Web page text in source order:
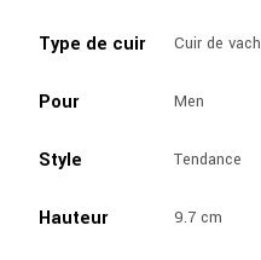
Type de cuir Cuir de
Pour Men
Style Tendance
Hauteur 9.7 cm